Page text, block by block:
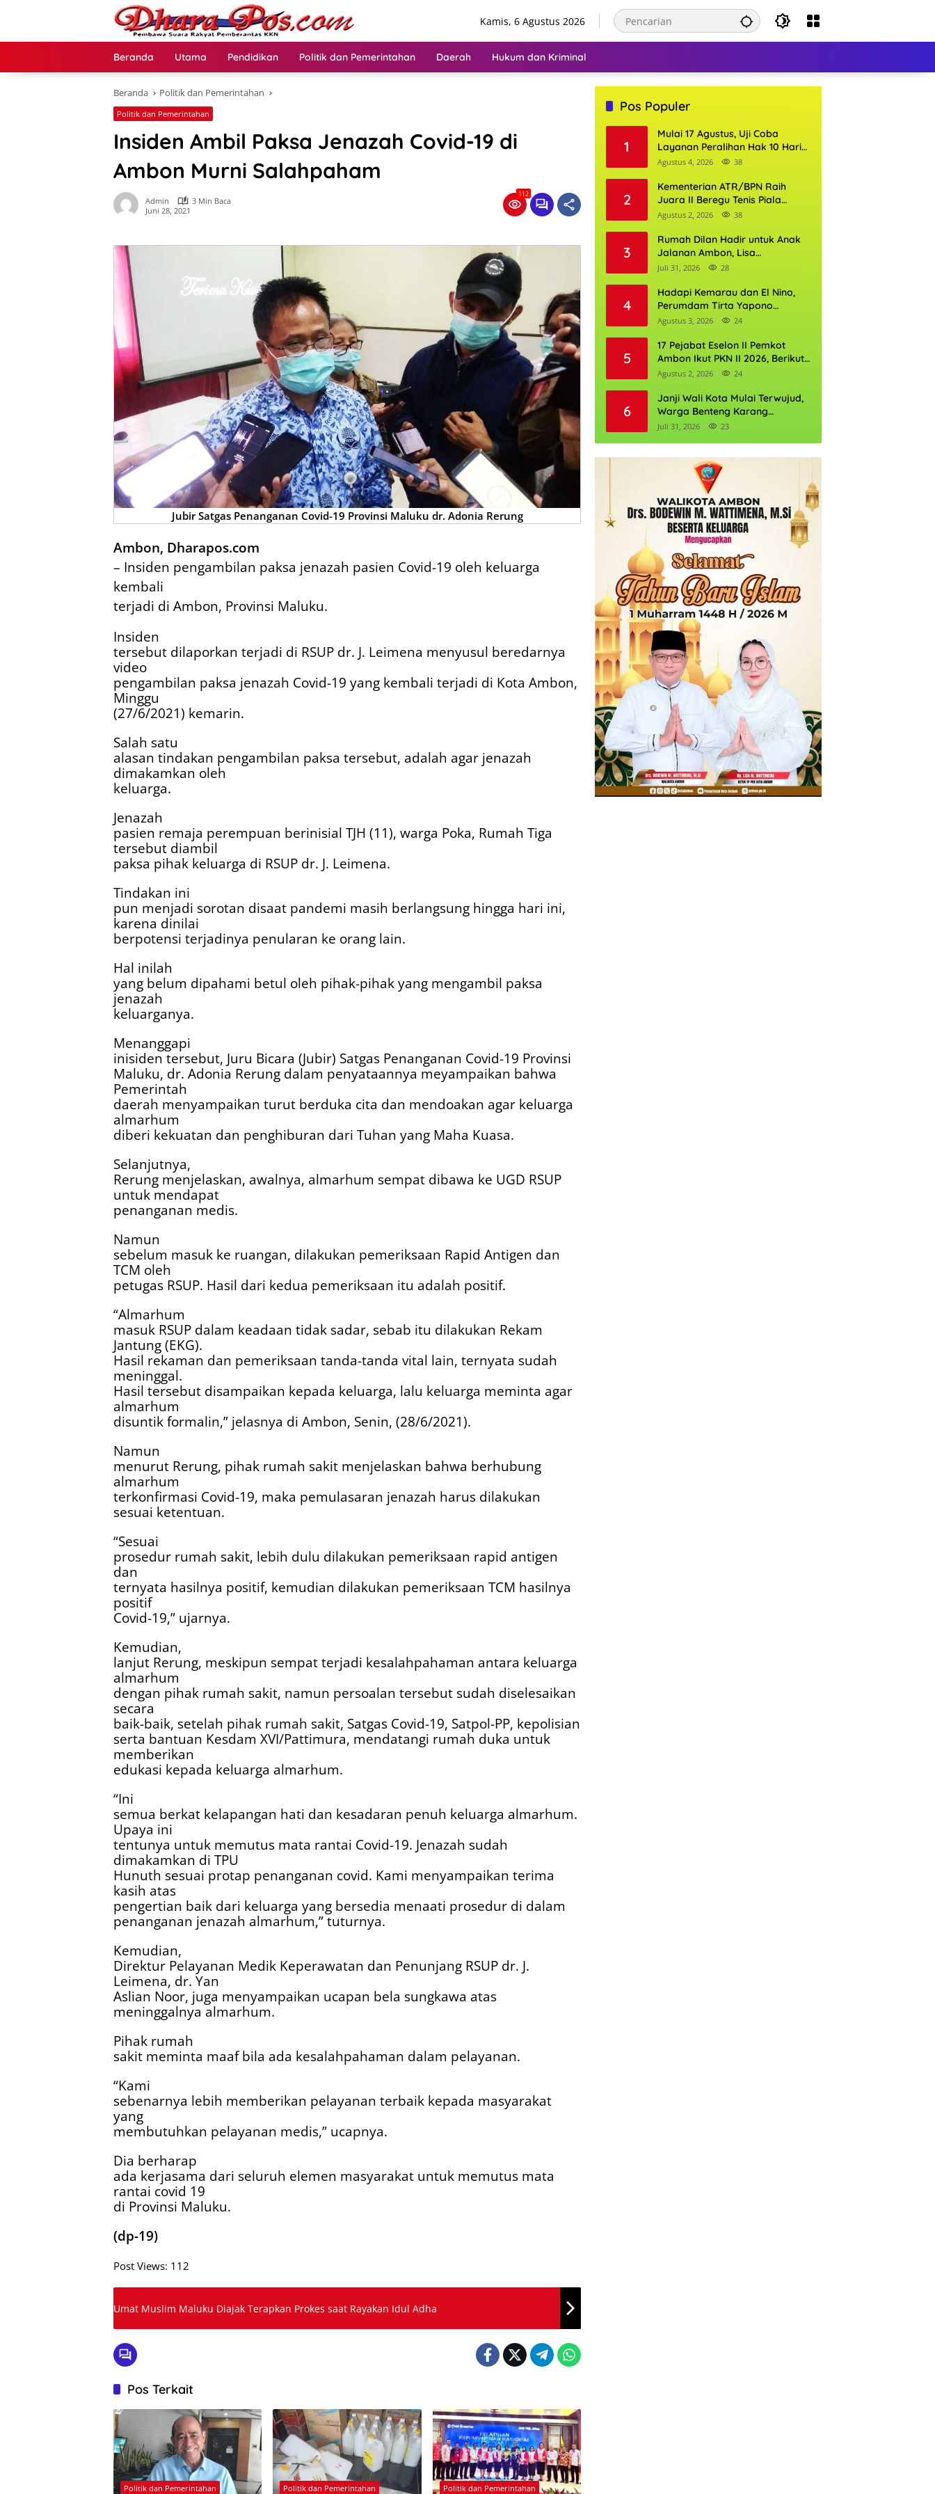
Kamis, 6 Agustus 2026
Beranda Utama Pendidikan Politik dan Pemerintahan Daerah Hukum dan Kriminal
Beranda Politik dan Pemerintahan
Politik dan Pemerintahan
Insiden Ambil Paksa Jenazah Covid-19 di
Ambon Murni Salahpaham
Admin
3 Min Baca
Juni 28, 2021
112
Jubir Satgas Penanganan Covid-19 Provinsi Maluku dr. Adonia Rerung
Ambon, Dharapos.com
– Insiden pengambilan paksa jenazah pasien Covid-19 oleh keluarga
kembali
terjadi di Ambon, Provinsi Maluku.
Insiden
tersebut dilaporkan terjadi di RSUP dr. J. Leimena menyusul beredarnya
video
pengambilan paksa jenazah Covid-19 yang kembali terjadi di Kota Ambon,
Minggu
(27/6/2021) kemarin.
Salah satu
alasan tindakan pengambilan paksa tersebut, adalah agar jenazah
dimakamkan oleh
keluarga.
Jenazah
pasien remaja perempuan berinisial TJH (11), warga Poka, Rumah Tiga
tersebut diambil
paksa pihak keluarga di RSUP dr. J. Leimena.
Tindakan ini
pun menjadi sorotan disaat pandemi masih berlangsung hingga hari ini,
karena dinilai
berpotensi terjadinya penularan ke orang lain.
Hal inilah
yang belum dipahami betul oleh pihak-pihak yang mengambil paksa
jenazah
keluarganya.
Menanggapi
inisiden tersebut, Juru Bicara (Jubir) Satgas Penanganan Covid-19 Provinsi
Maluku, dr. Adonia Rerung dalam penyataannya meyampaikan bahwa
Pemerintah
daerah menyampaikan turut berduka cita dan mendoakan agar keluarga
almarhum
diberi kekuatan dan penghiburan dari Tuhan yang Maha Kuasa.
Selanjutnya,
Rerung menjelaskan, awalnya, almarhum sempat dibawa ke UGD RSUP
untuk mendapat
penanganan medis.
Namun
sebelum masuk ke ruangan, dilakukan pemeriksaan Rapid Antigen dan
TCM oleh
petugas RSUP. Hasil dari kedua pemeriksaan itu adalah positif.
“Almarhum
masuk RSUP dalam keadaan tidak sadar, sebab itu dilakukan Rekam
Jantung (EKG).
Hasil rekaman dan pemeriksaan tanda-tanda vital lain, ternyata sudah
meninggal.
Hasil tersebut disampaikan kepada keluarga, lalu keluarga meminta agar
almarhum
disuntik formalin,” jelasnya di Ambon, Senin, (28/6/2021).
Namun
menurut Rerung, pihak rumah sakit menjelaskan bahwa berhubung
almarhum
terkonfirmasi Covid-19, maka pemulasaran jenazah harus dilakukan
sesuai ketentuan.
“Sesuai
prosedur rumah sakit, lebih dulu dilakukan pemeriksaan rapid antigen
dan
ternyata hasilnya positif, kemudian dilakukan pemeriksaan TCM hasilnya
positif
Covid-19,” ujarnya.
Kemudian,
lanjut Rerung, meskipun sempat terjadi kesalahpahaman antara keluarga
almarhum
dengan pihak rumah sakit, namun persoalan tersebut sudah diselesaikan
secara
baik-baik, setelah pihak rumah sakit, Satgas Covid-19, Satpol-PP, kepolisian
serta bantuan Kesdam XVI/Pattimura, mendatangi rumah duka untuk
memberikan
edukasi kepada keluarga almarhum.
“Ini
semua berkat kelapangan hati dan kesadaran penuh keluarga almarhum.
Upaya ini
tentunya untuk memutus mata rantai Covid-19. Jenazah sudah
dimakamkan di TPU
Hunuth sesuai protap penanganan covid. Kami menyampaikan terima
kasih atas
pengertian baik dari keluarga yang bersedia menaati prosedur di dalam
penanganan jenazah almarhum,” tuturnya.
Kemudian,
Direktur Pelayanan Medik Keperawatan dan Penunjang RSUP dr. J.
Leimena, dr. Yan
Aslian Noor, juga menyampaikan ucapan bela sungkawa atas
meninggalnya almarhum.
Pihak rumah
sakit meminta maaf bila ada kesalahpahaman dalam pelayanan.
“Kami
sebenarnya lebih memberikan pelayanan terbaik kepada masyarakat
yang
membutuhkan pelayanan medis,” ucapnya.
Dia berharap
ada kerjasama dari seluruh elemen masyarakat untuk memutus mata
rantai covid 19
di Provinsi Maluku.
(dp-19)
Post Views: 112
Umat Muslim Maluku Diajak Terapkan Prokes saat Rayakan Idul Adha
Pos Terkait
Politik dan Pemerintahan Politik dan Pemerintahan Politik dan Pemerintahan
Pos Populer
1
Mulai 17 Agustus, Uji Coba
Layanan Peralihan Hak 10 Hari
di 15 Kantor Pertanahan
Agustus 4, 2026 38
2
Kementerian ATR/BPN Raih
Juara II Beregu Tenis Piala
Gubernur DKI Jakarta 2026
Agustus 2, 2026 38
3
Rumah Dilan Hadir untuk Anak
Jalanan Ambon, Lisa
Wattimena: Tak Ada Anak yang
Depannya
Juli 31, 2026 28
4
Hadapi Kemarau dan El Nino,
Perumdam Tirta Yapono
Perkuat Cadangan Air Ambon
Agustus 3, 2026 24
5
17 Pejabat Eselon II Pemkot
Ambon Ikut PKN II 2026, Berikut
Daftarnya
Agustus 2, 2026 24
6
Janji Wali Kota Mulai Terwujud,
Warga Benteng Karang
Ditargetkan Nikmati Air Bersih
Juli 31, 2026 23